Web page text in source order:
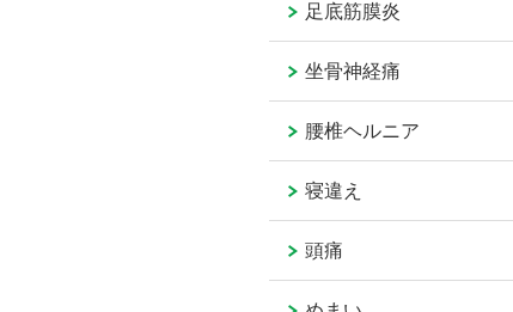
足底筋膜炎
坐骨神経痛
腰椎ヘルニア
寝違え
頭痛